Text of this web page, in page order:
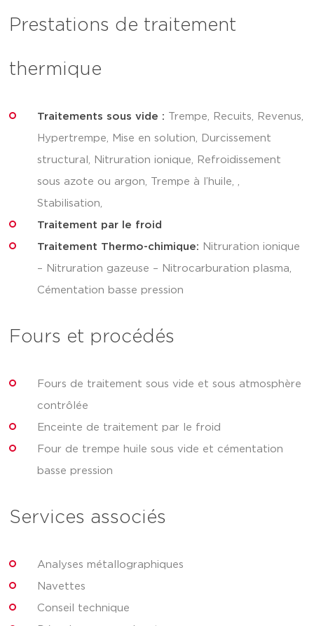
Prestations de traitement
thermique
Traitements sous vide : Trempe, Recuits, Revenus,
Hypertrempe, Mise en solution, Durcissement
structural, Nitruration ionique, Refroidissement
sous azote ou argon, Trempe à l’huile, ,
Stabilisation,
Traitement par le froid
Traitement Thermo-chimique: Nitruration ionique
– Nitruration gazeuse – Nitrocarburation plasma,
Cémentation basse pression
Fours et procédés
Fours de traitement sous vide et sous atmosphère
contrôlée
Enceinte de traitement par le froid
Four de trempe huile sous vide et cémentation
basse pression
Services associés
Analyses métallographiques
Navettes
Conseil technique